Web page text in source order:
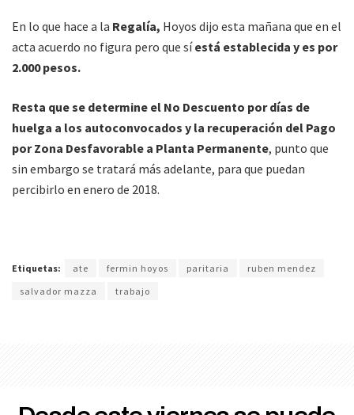
En lo que hace a la Regalía, Hoyos dijo esta mañana que en el
acta acuerdo no figura pero que síestá establecida y es por
2.000 pesos.
Resta que se determine el No Descuento por días de
huelga a los autoconvocados y la recuperación del Pago
por Zona Desfavorable a Planta Permanente, punto que
sin embargo se tratará más adelante, para que puedan
percibirlo en enero de 2018.
Etiquetas: ate fermin hoyos paritaria
ruben mendez
salvador mazza
trabajo